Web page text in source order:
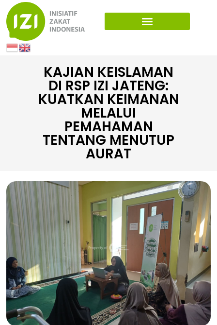
KAJIAN KEISLAMAN
DI RSP IZI JATENG:
KUATKAN KEIMANAN
MELALUI
PEMAHAMAN
TENTANG MENUTUP
AURAT